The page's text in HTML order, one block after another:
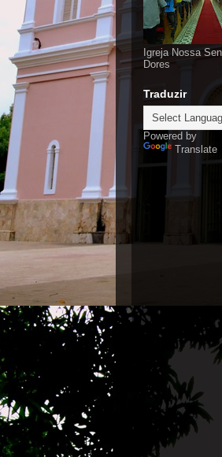
Igreja Nossa
Dores
Traduzir
Powered by
Translate